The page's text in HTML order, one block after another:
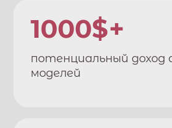
1000$+
потенциальный доход
моделей